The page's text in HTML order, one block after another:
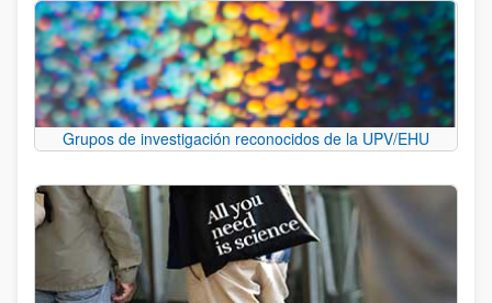
Grupos de investigación reconocidos de la UPV/EHU